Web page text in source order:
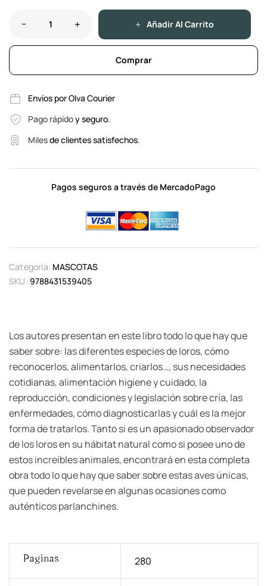
Añadir Al Carrito
Comprar
Envíos por Olva Courier
Pago rápidoy seguro.
Milesde clientes satisfechos.
Pagos seguros a través de MercadoPago
Categoría: MASCOTAS
SKU: 9788431539405
Los autores presentan en este libro todo lo que hay que
saber sobre: las diferentes especies de loros, cómo
reconocerlos, alimentarlos, criarlos…, sus necesidades
cotidianas, alimentación higiene y cuidado, la
reproducción, condiciones y legislación sobre cría, las
enfermedades, cómo diagnosticarlas y cuál es la mejor
forma de tratarlos. Tanto si es un apasionado observador
de los loros en su hábitat natural como si posee uno de
estos increíbles animales, encontrará en esta completa
obra todo lo que hay que saber sobre estas aves únicas,
que pueden revelarse en algunas ocasiones como
auténticos parlanchines.
Paginas 280